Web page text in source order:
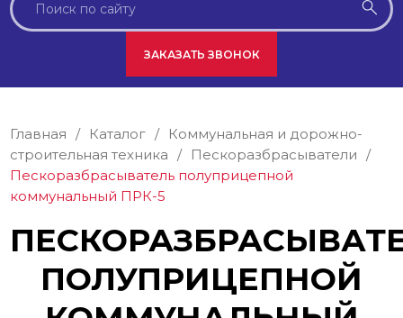
ЗАКАЗАТЬ ЗВОНОК
Главная / Каталог /
Коммунальная и дорожно-
строительная техника / Пескоразбрасыватели /
Пескоразбрасыватель полуприцепной
коммунальный ПРК-5
ПОЛУПРИЦЕПНОЙ